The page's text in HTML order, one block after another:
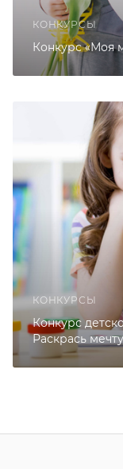
КОНКУРСЫ
Конкурс «Моя
КОНКУРСЫ
Конкурс
Раскрась